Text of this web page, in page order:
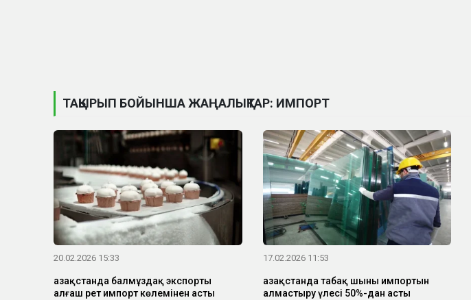
ТАҚЫРЫП БОЙЫНША ЖАҢАЛЫҚТАР: ИМПОРТ
20.02.2026 15:33
Қазақстанда балмұздақ экспорты
алғаш рет импорт көлемінен асты
17.02.2026 11:53
Қазақстанда табақ шыны импортын
алмастыру үлесі 50%-дан асты